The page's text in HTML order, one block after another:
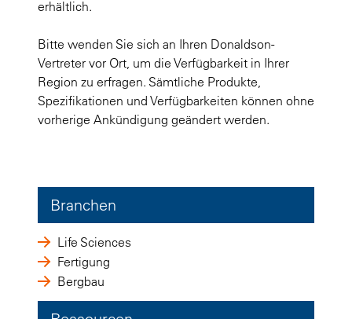
erhältlich.
Bitte wenden Sie sich an Ihren Donaldson-
Vertreter vor Ort, um die Verfügbarkeit in Ihrer
Region zu erfragen. Sämtliche Produkte,
Spezifikationen und Verfügbarkeiten können ohne
vorherige Ankündigung geändert werden.
Branchen
Life Sciences
Fertigung
Bergbau